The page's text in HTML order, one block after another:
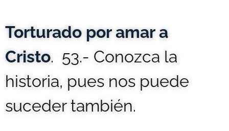
Torturado por amar a
Cristo. 53.- Conozca la
historia, pues nos puede
suceder también.